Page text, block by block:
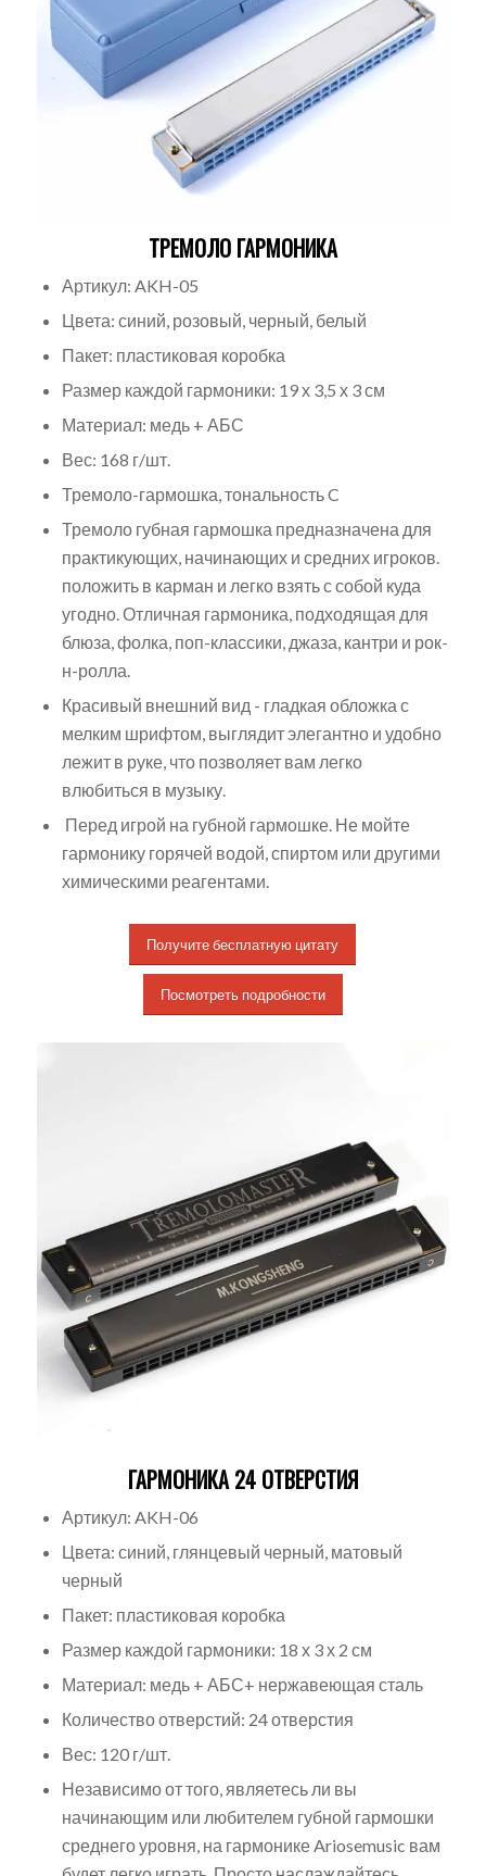
ТРЕМОЛО ГАРМОНИКА
Артикул: AKH-05
Цвета: синий, розовый, черный, белый
Пакет: пластиковая коробка
Размер каждой гармоники: 19 х 3,5 х 3 см
Материал: медь + АБС
Вес: 168 г/шт.
Тремоло-гармошка, тональность C
Тремоло губная гармошка предназначена для
практикующих, начинающих и средних игроков.
положить в карман и легко взять с собой куда
угодно. Отличная гармоника, подходящая для
блюза, фолка, поп-классики, джаза, кантри и рок-
н-ролла.
Красивый внешний вид - гладкая обложка с
мелким шрифтом, выглядит элегантно и удобно
лежит в руке, что позволяет вам легко
влюбиться в музыку.
Перед игрой на губной гармошке. Не мойте
гармонику горячей водой, спиртом или другими
химическими реагентами.
Получите бесплатную цитату
Посмотреть подробности
ГАРМОНИКА 24 ОТВЕРСТИЯ
Артикул: AKH-06
Цвета: синий, глянцевый черный, матовый
черный
Пакет: пластиковая коробка
Размер каждой гармоники: 18 х 3 х 2 см
Материал: медь + АБС+ нержавеющая сталь
Количество отверстий: 24 отверстия
Вес: 120 г/шт.
Независимо от того, являетесь ли вы
начинающим или любителем губной гармошки
среднего уровня, на гармонике Ariosemusic вам